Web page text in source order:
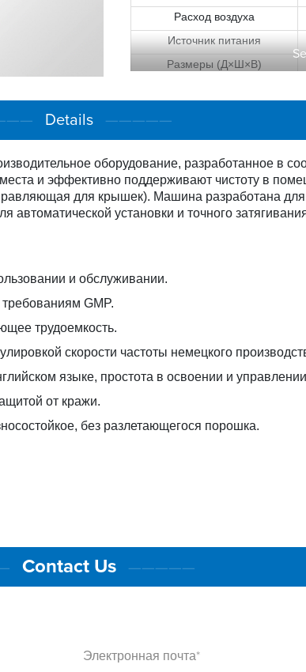
Расход воздуха
Источник питания
Размеры (Д×Ш×В)
Details —————
оборудование, разработанное в
и эффективно поддерживают чистоту в
для крышек). Машина разработана
автоматической установки и точного
и обслуживании.
GMP.
трудоемкость.
скорости частоты немецкого
языке, простота в освоении и
от кражи.
без разлетающегося порошка.
Contact Us —————
Электронная почта*